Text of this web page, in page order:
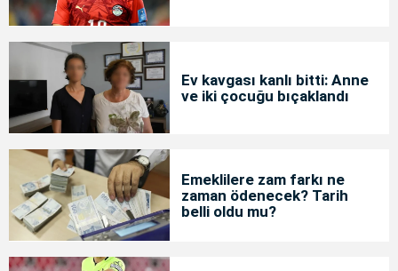
Ev kavgası kanlı bitti: Anne
ve iki çocuğu bıçaklandı
Emeklilere zam farkı ne
zaman ödenecek? Tarih
belli oldu mu?